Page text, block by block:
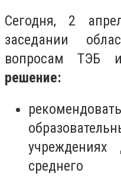
Сегодня, 2
заседании
вопросам
решение:
учреждениях
среднего